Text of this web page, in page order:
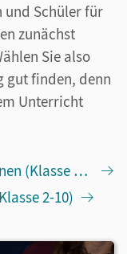
und Schüler für
zunächst
Sie also
gut finden, denn
Unterricht
Leseprojekte für Leseeinsteiger/-innen (Klasse 2-4)
2-10)